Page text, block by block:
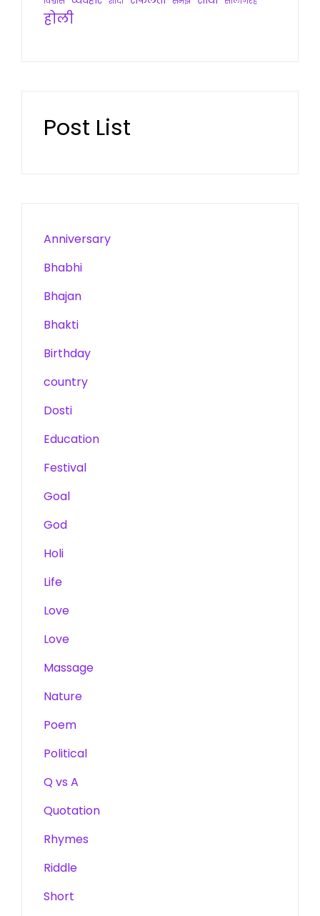
होली
Post List
Anniversary
Bhabhi
Bhajan
Bhakti
Birthday
country
Dosti
Education
Festival
Goal
God
Holi
Life
Love
Love
Massage
Nature
Poem
Political
Q vs A
Quotation
Rhymes
Riddle
Short